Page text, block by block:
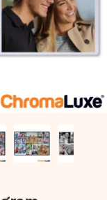
toca o
o amor num